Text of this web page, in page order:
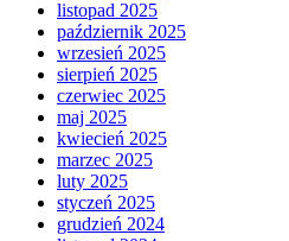
listopad 2025
październik 2025
wrzesień 2025
sierpień 2025
czerwiec 2025
maj 2025
kwiecień 2025
marzec 2025
luty 2025
styczeń 2025
grudzień 2024